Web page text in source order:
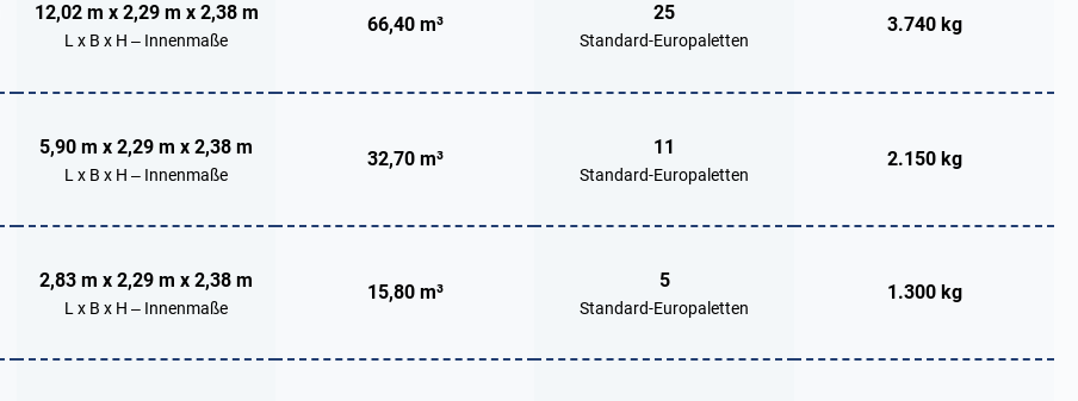
12,02 m x 2,29 m x 2,38 m
L x B x H – Innenmaße
66,40 m³
25
Standard-Europaletten
3.740 kg
5,90 m x 2,29 m x 2,38 m
L x B x H – Innenmaße
32,70 m³
11
Standard-Europaletten
2.150 kg
2,83 m x 2,29 m x 2,38 m
L x B x H – Innenmaße
15,80 m³
5
Standard-Europaletten
1.300 kg